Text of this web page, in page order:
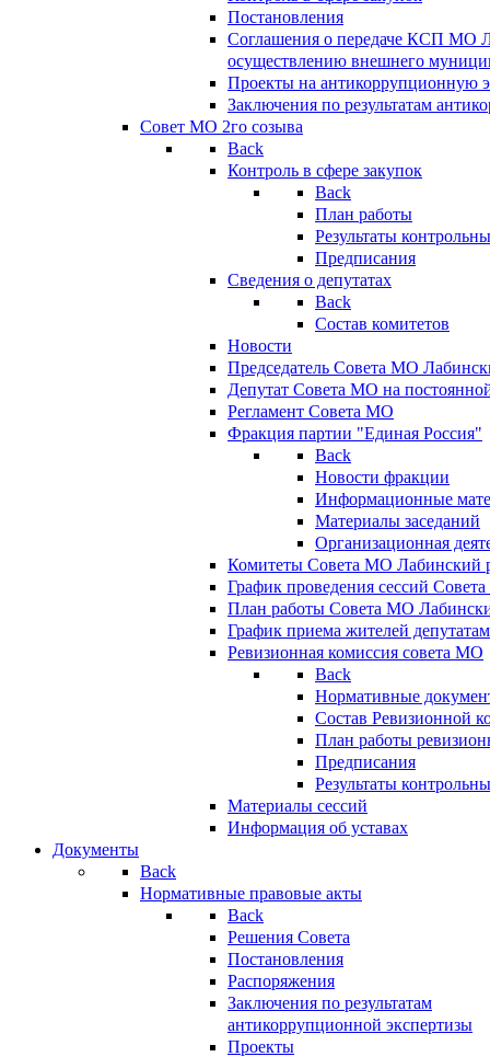
Постановления
Соглашения о передаче КСП МО
осуществлению внешнего
Проекты на антикоррупционную
Заключения по результатам
Совет МО 2го созыва
Back
Контроль в сфере закупок
Back
План работы
Результаты
Предписания
Сведения о депутатах
Back
Состав комитетов
Новости
Председатель Совета МО
Депутат Совета МО на
Регламент Совета МО
Фракция партии "Единая Россия"
Back
Новости фракции
Информационные
Материалы заседаний
Организационная
Комитеты Совета МО Лабинский
График проведения сессий
План работы Совета МО
График приема жителей
Ревизионная комиссия совета МО
Back
Нормативные
Состав Ревизионной
План работы
Предписания
Результаты
Материалы сессий
Информация об уставах
Документы
Back
Нормативные правовые акты
Back
Решения Совета
Постановления
Распоряжения
Заключения по результатам
антикоррупционной экспертизы
Проекты